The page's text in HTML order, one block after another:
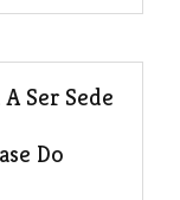
Ser Sede
Do